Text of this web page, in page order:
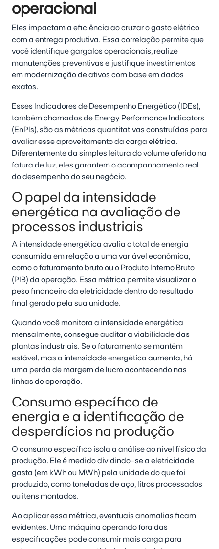
operacional
Eles impactam a eficiência ao cruzar o gasto elétrico
com a entrega produtiva. Essa correlação permite que
você identifique gargalos operacionais, realize
manutenções preventivas e justifique investimentos
em modernização de ativos com base em dados
exatos.
Esses Indicadores de Desempenho Energético (IDEs),
também chamados de Energy Performance Indicators
(EnPIs), são as métricas quantitativas construídas para
avaliar esse aproveitamento da carga elétrica.
Diferentemente da simples leitura do volume aferido na
fatura de luz, eles garantem o acompanhamento real
do desempenho do seu negócio.
O papel da intensidade
energética na avaliação de
processos industriais
A intensidade energética avalia o total de energia
consumida em relação a uma variável econômica,
como o faturamento bruto ou o Produto Interno Bruto
(PIB) da operação. Essa métrica permite visualizar o
peso financeiro da eletricidade dentro do resultado
final gerado pela sua unidade.
Quando você monitora a intensidade energética
mensalmente, consegue auditar a viabilidade das
plantas industriais. Se o faturamento se mantém
estável, mas a intensidade energética aumenta, há
uma perda de margem de lucro acontecendo nas
linhas de operação.
Consumo específico de
energia e a identificação de
desperdícios na produção
O consumo específico isola a análise ao nível físico da
produção. Ele é medido dividindo-se a eletricidade
gasta (em kWh ou MWh) pela unidade do que foi
produzido, como toneladas de aço, litros processados
ou itens montados.
Ao aplicar essa métrica, eventuais anomalias ficam
evidentes. Uma máquina operando fora das
especificações pode consumir mais carga para